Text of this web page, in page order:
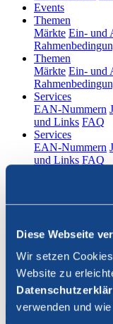
Diese Webseite
Wir setzen
Website zu
verwenden und
Events(current)
Themen
Märkte Ein- und
Themen
Märkte Ein- und
Services(current)
EAN-Nummern
und Links FAQ
Services(current)
EAN-Nummern
und Links FAQ
FR
Login
Suche schliessen